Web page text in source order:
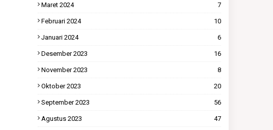
Maret 2024 7
Februari 2024 10
Januari 2024 6
Desember 2023 16
November 2023 8
Oktober 2023 20
September 2023 56
Agustus 2023 47